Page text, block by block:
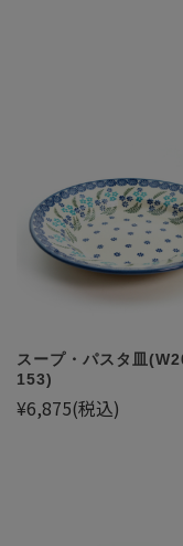
スープ・パスタ皿
153)
¥6,875(税込)